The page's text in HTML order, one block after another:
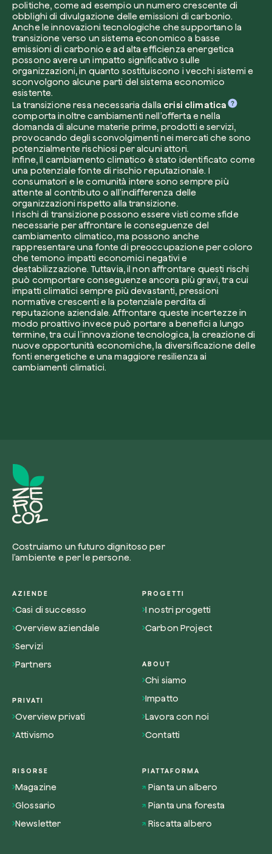
politiche, come ad esempio un numero crescente di
obblighi di divulgazione delle emissioni di carbonio.
Anche le innovazioni tecnologiche che supportano la
transizione verso un sistema economico a basse
emissioni di carbonio e ad alta efficienza energetica
possono avere un impatto significativo sulle
organizzazioni, in quanto sostituiscono i vecchi sistemi e
sconvolgono alcune parti del sistema economico
esistente.
La transizione resa necessaria dalla crisi climatica
comporta inoltre cambiamenti nell’offerta e nella
domanda di alcune materie prime, prodotti e servizi,
provocando degli sconvolgimenti nei mercati che sono
potenzialmente rischiosi per alcuni attori.
Infine, Il cambiamento climatico è stato identificato come
una potenziale fonte di rischio reputazionale. I
consumatori e le comunità intere sono sempre più
attente al contributo o all’indifferenza delle
organizzazioni rispetto alla transizione.
I rischi di transizione possono essere visti come sfide
necessarie per affrontare le conseguenze del
cambiamento climatico, ma possono anche
rappresentare una fonte di preoccupazione per coloro
che temono impatti economici negativi e
destabilizzazione. Tuttavia, il non affrontare questi rischi
può comportare conseguenze ancora più gravi, tra cui
impatti climatici sempre più devastanti, pressioni
normative crescenti e la potenziale perdita di
reputazione aziendale. Affrontare queste incertezze in
modo proattivo invece può portare a benefici a lungo
termine, tra cui l’innovazione tecnologica, la creazione di
nuove opportunità economiche, la diversificazione delle
fonti energetiche e una maggiore resilienza ai
cambiamenti climatici.
Costruiamo un futuro dignitoso per
l’ambiente e per le persone.
AZIENDE
Casi di successo
Overview aziendale
Servizi
Partners
PRIVATI
Overview privati
Attivismo
PROGETTI
I nostri progetti
Carbon Project
ABOUT
Chi siamo
Impatto
Lavora con noi
Contatti
RISORSE
Magazine
Glossario
Newsletter
PIATTAFORMA
Pianta un albero
Pianta una foresta
Riscatta albero
Pianta, adotta o regala un albero. Scegli tra
specie.
Piantalo ora
Esplora la mappa
Guarda i tuoi alberi crescere dallo spazio
tecnologia satellitare.
Inizia a esplorare
Inserisci il tuo codice per riscattare un
Accetto l’informativa sullaPrivacy
Non compilare questo campo
Invia richiesta
Farti un giro sul nostro magazine